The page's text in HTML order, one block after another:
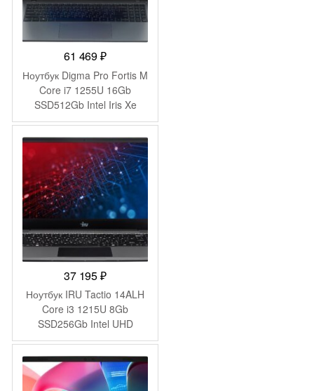
61 469₽
Ноутбук Digma Pro Fortis M
Core i7 1255U 16Gb
SSD512Gb Intel Iris Xe
graphics 15.6″ IPS FHD
(1920×1080) Windows 11
Pro grey WiFi BT Cam
4250mAh (DN15P7-
ADXW04)
37 195₽
Ноутбук IRU Tactio 14ALH
Core i3 1215U 8Gb
SSD256Gb Intel UHD
Graphics 14″ IPS FHD
(1920×1080) FreeDOS grey
WiFi BT Cam 4000mAh
(2058897)